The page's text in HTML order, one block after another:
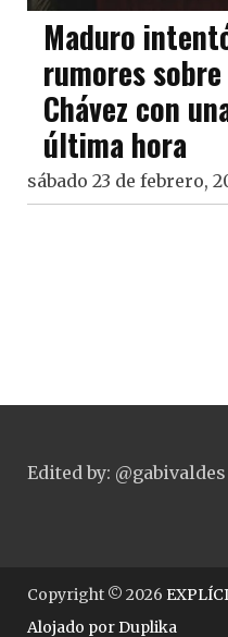
Maduro
rumores
Chávez con
última hora
sábado 23 de febrero,
Edited by:
Copyright © 2026
Alojado porDuplika